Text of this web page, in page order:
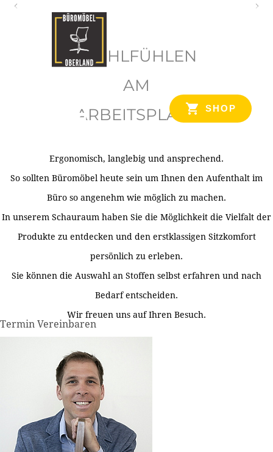
SHOP
WOHLFÜHLEN
AM
ARBEITSPLATZ
Ergonomisch, langlebig und ansprechend.
So sollten Büromöbel heute sein um Ihnen den Aufenthalt im
Büro so angenehm wie möglich zu machen.
In unserem Schauraum haben Sie die Möglichkeit die Vielfalt der
Produkte zu entdecken und den erstklassigen Sitzkomfort
persönlich zu erleben.
Sie können die Auswahl an Stoffen selbst erfahren und nach
Bedarf entscheiden.
Wir freuen uns auf Ihren Besuch.
Termin Vereinbaren